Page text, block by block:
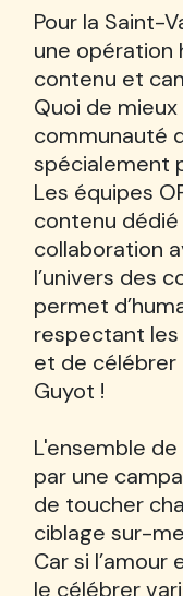
Pour la Saint-
une opération
contenu et
Quoi de
communauté
spécialement
Les équipes
contenu
collaboration
l’univers des
permet
respectant les
et de célébrer
Guyot !
L'ensemble
par une
de toucher
ciblage sur-
Car si
le célébrer